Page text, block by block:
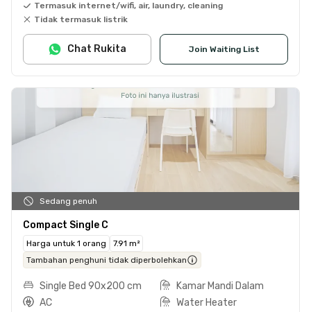
Termasuk internet/wifi, air, laundry, cleaning
Tidak termasuk listrik
Join Waiting List
Chat Rukita
Sedang penuh
Compact Single C
Harga untuk 1 orang
7.91 m²
Tambahan penghuni tidak diperbolehkan
Single Bed 90x200 cm
Kamar Mandi Dalam
AC
Water Heater